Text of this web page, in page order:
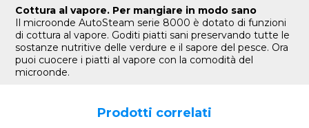
Cottura al vapore. Per mangiare in modo sano
Il microonde AutoSteam serie 8000 è dotato di funzioni
di cottura al vapore. Goditi piatti sani preservando tutte le
sostanze nutritive delle verdure e il sapore del pesce. Ora
puoi cuocere i piatti al vapore con la comodità del
microonde.
Prodotti correlati